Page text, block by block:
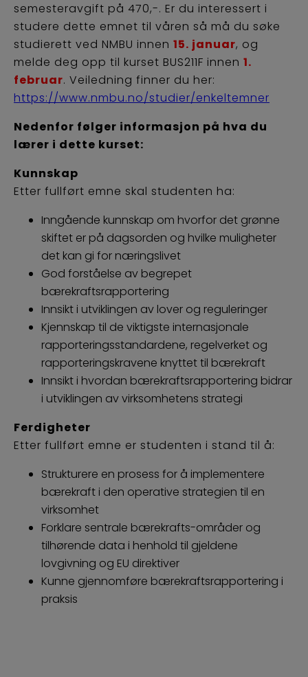
semesteravgift på 470,-. Er du interessert i
studere dette emnet til våren så må du søke
studierett ved NMBU innen 15. januar, og
melde deg opp til kurset BUS211F innen 1.
februar. Veiledning finner du her:
https://www.nmbu.no/studier/enkeltemner
Nedenfor følger informasjon på hva du
lærer i dette kurset:
Kunnskap
Etter fullført emne skal studenten ha:
Inngående kunnskap om hvorfor det grønne
skiftet er på dagsorden og hvilke muligheter
det kan gi for næringslivet
God forståelse av begrepet
bærekraftsrapportering
Innsikt i utviklingen av lover og reguleringer
Kjennskap til de viktigste internasjonale
rapporteringsstandardene, regelverket og
rapporteringskravene knyttet til bærekraft
Innsikt i hvordan bærekraftsrapportering bidrar
i utviklingen av virksomhetens strategi
Ferdigheter
Etter fullført emne er studenten i stand til å:
Strukturere en prosess for å implementere
bærekraft i den operative strategien til en
virksomhet
Forklare sentrale bærekrafts-områder og
tilhørende data i henhold til gjeldene
lovgivning og EU direktiver
Kunne gjennomføre bærekraftsrapportering i
praksis